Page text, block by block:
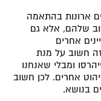
ארונות בהתאמה
שלהם, אלא גם
אחרים
חשוב על מנת
ומבלי שאנחנו
אחרים. לכן חשוב
בנושא.